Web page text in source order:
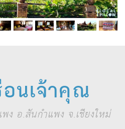
อนเจ้าคุณ
อ.สันกำแพง จ.เชียงใหม่